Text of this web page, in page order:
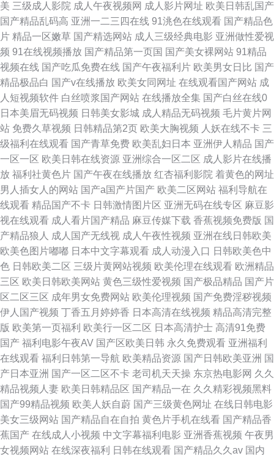
美 三级成人影院 成人午夜视频网 成人影片网址 欧美日韩乱国产
国产精品乱码高 亚洲一二三四在线 91洮色在线观看 国产精品色
片 精品一区嫩草 国产精选网站 成人三级经典电影 亚洲做性爱视
频 91在线视频播放 国产精品第一页国 国产美女裸网站 91精品
视频在线 国产吃瓜免费在线 国产午夜福利片 欧美男女日比 国产
精品极品白 国产v在线播放 欧美女同网址 在线观看国产网站 成
人短视频软件 白丝喷浆国产网站 在线播放全集 国产白丝在线0
日本美眉无码视频 日韩美女影城 成人精品无码视频 毛片黄片网
站 免费久草视频 日韩精品第2页 欧美大胸视频 人妖在线不卡 三
级福利在线观看 国产青草免费 欧美乱妇日本 亚洲伊人精品 国产
一区一区 欧美日韩在线资源 亚洲综合一区二区 成人影片在线播
放 福利社黄色片 国产午夜在线播放 红杏福利影院 着黄色的网址
男人插女人的网站 国产a国产片国产 欧美二区网站 福利导航在
线观看 精品国产不卡 日韩激情图片区 亚洲无码在线专区 麻豆影
视在线观看 成人看片国产精品 麻豆传媒下载 香蕉视频免费版 国
产精品狼人 成人国产无线视 成人午夜性视频 亚洲在线日韩欧美
欧美色图片嘟嘟 日本中文字幕观看 成人动漫入口 日韩欧美色中
色 日韩欧美二区 三级片黄网站视频 欧美伦理在线观看 欧洲精品
三区 欧美日韩欧美网站 黄色三级性爱视频 国产极品精品 国产片
区二区三区 成年男女免费网站 欧美伦理视频 国产免费淫秽视频
伊人国产视频 丁香五月婷婷香 日本高清在线视频 精品高清完整
版 欧美第一页福利 欧美行一区二区 日本高清护士 高清91免费
国产 福利电影午夜AV 国产区欧美日韩 永久免费观看 亚洲福利
在线观看 福利日韩第一导航 欧美精品资源 国产日韩欧美亚洲 国
产日本亚洲 国产一区二区不卡 老司机天天操 东京热电影网 久久
精品视频人妻 欧美日韩精品区 国产精品一在 久久精彩视频黑料
国产99精品视频 欧美人妖自蔚 国产三级黄色网址 在线日韩电影
美女三级网站 国产精品自在自拍 黄色片手机在线看 国产精品香
蕉国产 在线成人小视频 中文字幕福利电影 亚洲香蕉视频 午夜男
女视频网站 在线深夜福利 日韩在线观看 国产精品久久av 国内